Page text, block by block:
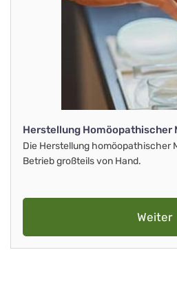
Herstellung Homöopathischer
Die Herstellung homöopathischer
Betrieb großteils von Hand.
Weiter